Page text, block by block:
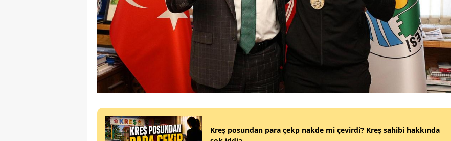
Kreş posundan para çekp nakde mi çevirdi? Kreş sahibi hakkında